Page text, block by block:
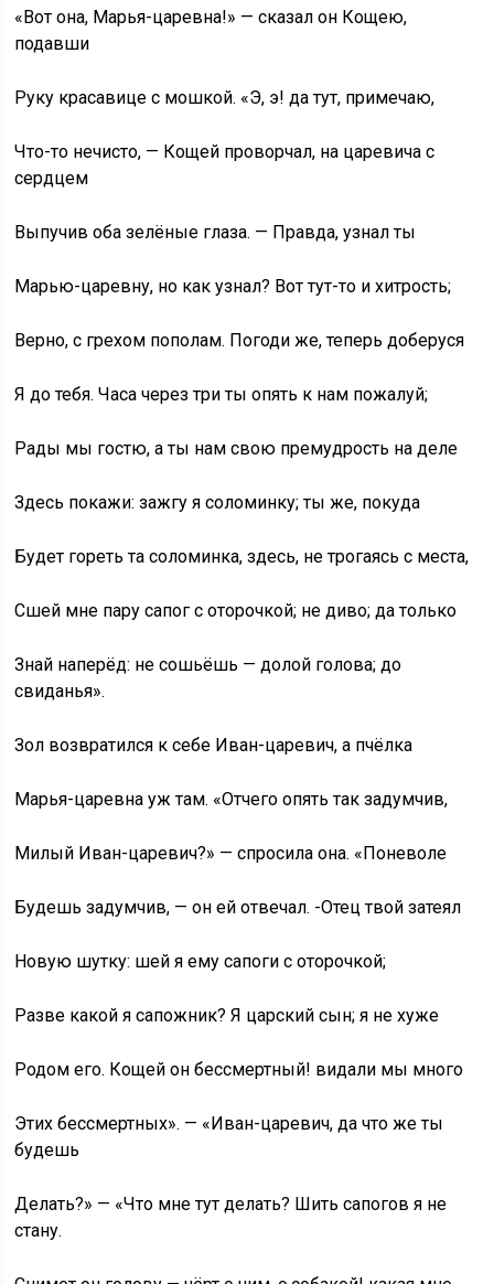
«Вот она, Марья-царевна!» — сказал он Кощею,
подавши
Руку красавице с мошкой. «Э, э! да тут, примечаю,
Что-то нечисто, — Кощей проворчал, на царевича с
сердцем
Выпучив оба зелёные глаза. — Правда, узнал ты
Марью-царевну, но как узнал? Вот тут-то и хитрость;
Верно, с грехом пополам. Погоди же, теперь доберуся
Я до тебя. Часа через три ты опять к нам пожалуй;
Рады мы гостю, а ты нам свою премудрость на деле
Здесь покажи: зажгу я соломинку; ты же, покуда
Будет гореть та соломинка, здесь, не трогаясь с места,
Сшей мне пару сапог с оторочкой; не диво; да только
Знай наперёд: не сошьёшь — долой голова; до
свиданья».
Зол возвратился к себе Иван-царевич, а пчёлка
Марья-царевна уж там. «Отчего опять так задумчив,
Милый Иван-царевич?» — спросила она. «Поневоле
Будешь задумчив, — он ей отвечал. -Отец твой затеял
Новую шутку: шей я ему сапоги с оторочкой;
Разве какой я сапожник? Я царский сын; я не хуже
Родом его. Кощей он бессмертный! видали мы много
Этих бессмертных». — «Иван-царевич, да что же ты
будешь
Делать?» — «Что мне тут делать? Шить сапогов я не
стану.